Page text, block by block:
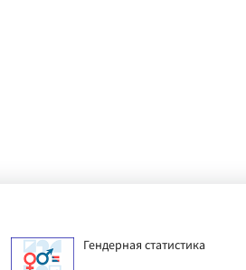
Гендерная статистика